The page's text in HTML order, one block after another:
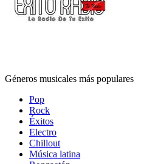
Géneros musicales más populares
Pop
Rock
Éxitos
Electro
Chillout
Música latina